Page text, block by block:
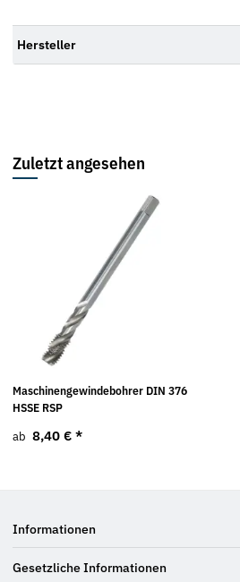
Hersteller
Zuletzt angesehen
Maschinengewindebohrer DIN 376
HSSE RSP
ab 8,40 € *
Informationen
Gesetzliche Informationen